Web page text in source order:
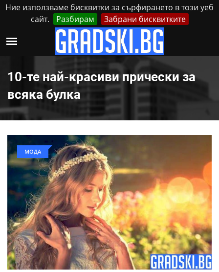
Ние използваме бисквитки за сърфирането в този уеб
сайт.
Разбирам Забрани бисквитките
Неделя, 9 Август, 2026 Реклама Контакти
10-те най-красиви прически за
всяка булка
МОДА